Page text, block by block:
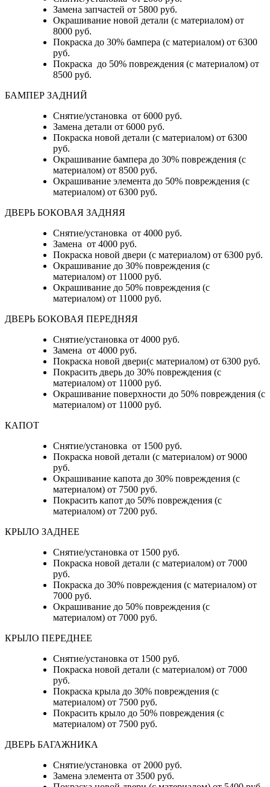
Замена запчастей от 5800 руб.
Окрашивание новой детали (с материалом) от
8000 руб.
Покраска до 30% бампера (с материалом) от 6300
руб.
Покраска до 50% повреждения (с материалом) от
8500 руб.
БАМПЕР ЗАДНИЙ
Снятие/установка от 6000 руб.
Замена детали от 6000 руб.
Покраска новой детали (с материалом) от 6300
руб.
Окрашивание бампера до 30% повреждения (с
материалом) от 8500 руб.
Окрашивание элемента до 50% повреждения (с
материалом) от 6300 руб.
ДВЕРЬ БОКОВАЯ ЗАДНЯЯ
Снятие/установка от 4000 руб.
Замена от 4000 руб.
Покраска новой двери (с материалом) от 6300 руб.
Окрашивание до 30% повреждения (с
материалом) от 11000 руб.
Окрашивание до 50% повреждения (с
материалом) от 11000 руб.
ДВЕРЬ БОКОВАЯ ПЕРЕДНЯЯ
Снятие/установка от 4000 руб.
Замена от 4000 руб.
Покраска новой двери(с материалом) от 6300 руб.
Покрасить дверь до 30% повреждения (с
материалом) от 11000 руб.
Окрашивание поверхности до 50% повреждения (с
материалом) от 11000 руб.
КАПОТ
Снятие/установка от 1500 руб.
Покраска новой детали (с материалом) от 9000
руб.
Окрашивание капота до 30% повреждения (с
материалом) от 7500 руб.
Покрасить капот до 50% повреждения (с
материалом) от 7200 руб.
КРЫЛО ЗАДНЕЕ
Снятие/установка от 1500 руб.
Покраска новой детали (с материалом) от 7000
руб.
Покраска до 30% повреждения (с материалом) от
7000 руб.
Окрашивание до 50% повреждения (с
материалом) от 7000 руб.
КРЫЛО ПЕРЕДНЕЕ
Снятие/установка от 1500 руб.
Покраска новой детали (с материалом) от 7000
руб.
Покраска крыла до 30% повреждения (с
материалом) от 7500 руб.
Покрасить крыло до 50% повреждения (с
материалом) от 7500 руб.
ДВЕРЬ БАГАЖНИКА
Снятие/установка от 2000 руб.
Замена элемента от 3500 руб.